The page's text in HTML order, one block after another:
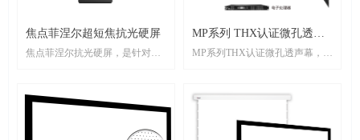
焦点菲涅尔超短焦抗光硬屏
焦点菲涅尔抗光硬屏，是针对＜
而设计的抗光屏幕。该款屏幕采
学膜材，涂覆专用光学涂层，结
MP系列 THX认证微孔透声
幕
MP系列THX认证微孔透声幕，是
THX认证，是目前中国唯一一款
获此认证的产品。银幕表面布满
透声微孔，微孔直径仅为